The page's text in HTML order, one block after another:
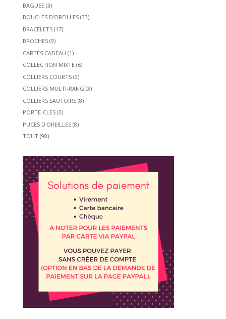
BAGUES (3)
BOUCLES D'OREILLES (33)
BRACELETS (17)
BROCHES (9)
CARTES CADEAU (1)
COLLECTION MIXTE (6)
COLLIERS COURTS (9)
COLLIERS MULTI-RANG (3)
COLLIERS SAUTOIRS (8)
PORTE-CLES (3)
PUCES D'OREILLES (8)
TOUT (98)